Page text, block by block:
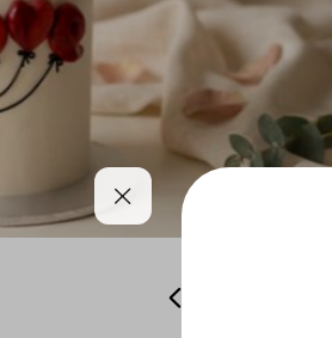
منتجات الشتاء